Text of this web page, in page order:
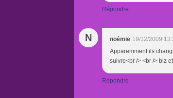
Répondre
N noémie 19/12/2009
Apparemment ils
suivre<br /> <br /> biz
Répondre